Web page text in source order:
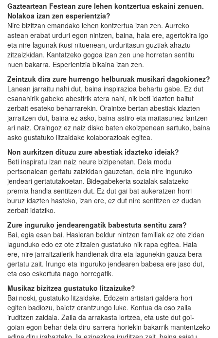
Gazteartean Festean zure lehen kontzertua eskaini zenuen.
Nolakoa izan zen esperientzia?
Nire bizitzan emandako lehen kontzertua izan zen. Aurreko
astean erabat urduri egon nintzen, baina, hala ere, agertokira igo
eta nire lagunak ikusi nituenean, urduritasun guztiak ahaztu
zitzaizkidan. Kantatzeko gogoa izan zen une horretan sentitu
nuen bakarra. Esperientzia bikaina izan zen.
Zeintzuk dira zure hurrengo helburuak musikari dagokionez?
Lanean jarraitu nahi dut, baina inspirazioa behartu gabe. Ez dut
esanahirik gabeko abestirik atera nahi, nik beti idazten baitut
zerbait esateko beharrarekin. Oraintxe bertan abestiak idazten
jarraitzen dut, baina ez asko, baina astiro eta maitasunez lantzen
ari naiz. Oraingoz ez naiz disko baten ekoizpenean sartuko, baina
asko gustatuko litzaidake kolaborazioak egitea.
Non aurkitzen dituzu zure abestiak idazteko ideiak?
Beti inspiratu izan naiz neure bizipenetan. Dela modu
pertsonalean gertatu zaizkidan gauzetan, dela nire inguruko
jendeari gertatutakoetan. Bidegabekeria sozialak salatzeko
premia handia sentitzen dut. Ez dut gai bat aukeratzen horri
buruz idazten hasteko, izan ere, ez dut nire sentitzen ez dudan
zerbait idatziko.
Zure inguruko jendearengatik babestuta sentitu zara?
Bai, egia esan bai. Hasieran beldur nintzen familiak ez ote zidan
lagunduko edo ez ote zitzaien gustatuko nik rapa egitea. Hala
ere, nire jarraitzailerik handienak dira eta lagunekin gauza bera
gertatu zait. Irungo eta inguruko jendearen babesa ere jaso dut,
eta oso eskertuta nago horregatik.
Musikaz bizitzea gustatuko litzaizuke?
Bai noski, gustatuko litzaidake. Edozein artistari galdera hori
egiten badiozu, baietz erantzungo luke. Kontua da oso zaila
iruditzen zaidala. Zaila da arrakasta lortzea, eta uste dut goi-
goian egon behar dela diru-sarrera horiekin bakarrik mantentzeko